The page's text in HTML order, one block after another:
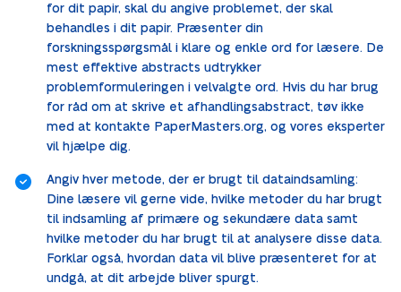
for dit papir, skal du angive problemet, der skal
behandles i dit papir. Præsenter din
forskningsspørgsmål i klare og enkle ord for læsere. De
mest effektive abstracts udtrykker
problemformuleringen i velvalgte ord. Hvis du har brug
for råd om at skrive et afhandlingsabstract, tøv ikke
med at kontakte PaperMasters.org, og vores eksperter
vil hjælpe dig.
Angiv hver metode, der er brugt til dataindsamling:
Dine læsere vil gerne vide, hvilke metoder du har brugt
til indsamling af primære og sekundære data samt
hvilke metoder du har brugt til at analysere disse data.
Forklar også, hvordan data vil blive præsenteret for at
undgå, at dit arbejde bliver spurgt.